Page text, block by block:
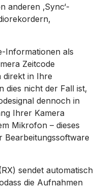
anderen ‚Sync‘-
Informationen als
Zeitcode
direkt in Ihre
dies nicht der Fall ist,
dennoch in
Ihrer Kamera
Mikrofon – dieses
Bearbeitungssoftware
sendet automatisch
die Aufnahmen